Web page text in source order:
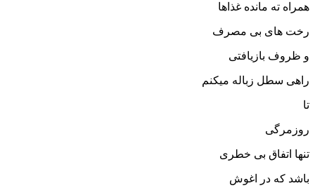
همراه ته مانده غذاها
رخت های بی مصرف
و ظروف بازیافتی
راهی سطل زباله میکنم
تا
روزمرگی
تنها اتفاق بی خطری
باشد که در اغوش